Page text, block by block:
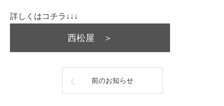
詳しくはコチラ↓↓↓
西松屋 ＞
前のお知らせ